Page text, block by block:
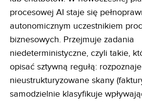
procesowej AI staje się
autonomicznym uczestnikiem
biznesowych. Przejmuje zadania
niedeterministyczne, czyli takie,
opisać sztywną regułą: rozpoznaje
nieustrukturyzowane skany
samodzielnie klasyfikuje